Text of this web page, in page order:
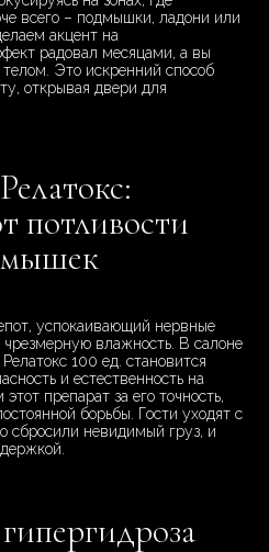
всего – подмышки, ладони или
акцент на
радовал месяцами, а вы
Это искренний способ
открывая двери для
потливости
успокаивающий нервные
влажность. В салоне
100 ед. становится
и естественность на
препарат за его точность,
борьбы. Гости уходят с
сбросили невидимый груз, и